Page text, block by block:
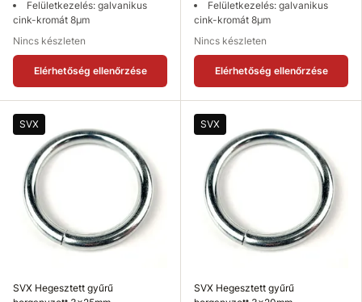
Felületkezelés: galvanikus
cink-kromát 8µm
Nincs készleten
Elérhetőség ellenőrzése
Felületkezelés: galvanikus
cink-kromát 8µm
Nincs készleten
Elérhetőség ellenőrzése
SVX
SVX Hegesztett gyűrű
SVX
SVX Hegesztett gyűrű